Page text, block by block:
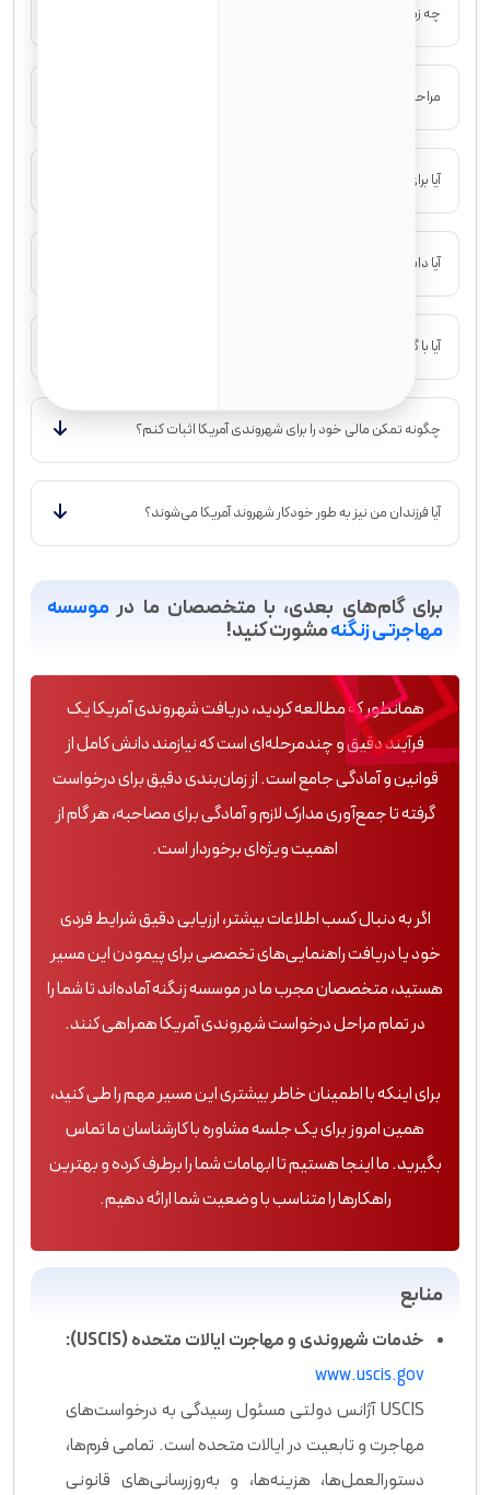
چه زمانی می‌توانم برای شهروندی آمریکا درخواست دهم؟
مراحل اصلی برای اخذ شهروندی آمریکا چیست؟
آیا برای شهروندی آمریکا نیاز به مدرک زبان دارم؟
آیا داشتن سابقه کیفری مانع از دریافت شهروندی آمریکا می‌شود؟
آیا با گرین کارت آمریکا می‌توانم به هر کشوری سفر کنم؟
چگونه تمکن مالی خود را برای شهروندی آمریکا اثبات کنم؟
آیا فرزندان من نیز به طور خودکار شهروند آمریکا می‌شوند؟
برای گام‌های بعدی، با متخصصان ما در موسسه
مهاجرتی زنگنهمشورت کنید!
همانطور که مطالعه کردید، دریافت شهروندی آمریکا یک
فرآیند دقیق و چندمرحله‌ای است که نیازمند دانش کامل از
قوانین و آمادگی جامع است. از زمان‌بندی دقیق برای درخواست
گرفته تا جمع‌آوری مدارک لازم و آمادگی برای مصاحبه، هر گام از
اهمیت ویژه‌ای برخوردار است.
اگر به دنبال کسب اطلاعات بیشتر، ارزیابی دقیق شرایط فردی
خود یا دریافت راهنمایی‌های تخصصی برای پیمودن این مسیر
هستید، متخصصان مجرب ما در موسسه زنگنه آماده‌اند تا شما را
در تمام مراحل درخواست شهروندی آمریکا همراهی کنند.
برای اینکه با اطمینان خاطر بیشتری این مسیر مهم را طی کنید،
همین امروز برای یک جلسه مشاوره با کارشناسان ما تماس
بگیرید. ما اینجا هستیم تا ابهامات شما را برطرف کرده و بهترین
راهکارها را متناسب با وضعیت شما ارائه دهیم.
منابع
خدمات شهروندی و مهاجرت ایالات متحده (USCIS):
www.uscis.gov
USCIS آژانس دولتی مسئول رسیدگی به درخواست‌های
مهاجرت و تابعیت در ایالات متحده است. تمامی فرم‌ها،
دستورالعمل‌ها، هزینه‌ها، و به‌روزرسانی‌های قانونی